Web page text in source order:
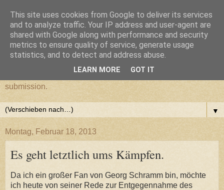
cultural submission
Ein Grazer Samurai befreit sich von seiner kulturellen
submission.
▼
Montag, Februar 18, 2013
Es geht letztlich ums Kämpfen.
Da ich ein großer Fan von Georg Schramm bin, möchte
ich heute von seiner Rede zur Entgegennahme des
This site uses cookies from Google to deliver its services
and to analyze traffic. Your IP address and user-agent are
shared with Google along with performance and security
metrics to ensure quality of service, generate usage
statistics, and to detect and address abuse.
LEARN MORE GOT IT